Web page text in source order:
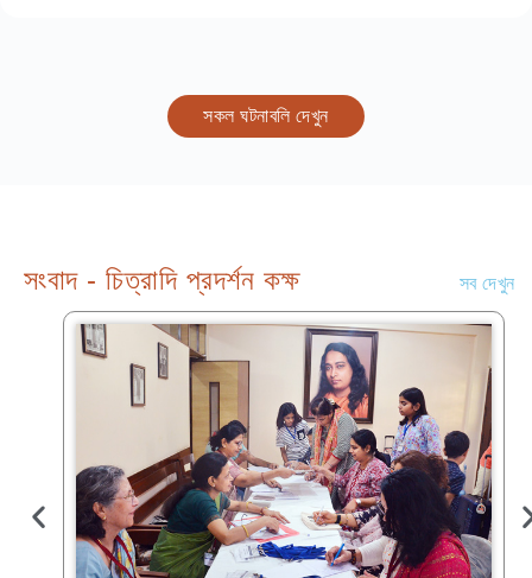
সকল ঘটনাবলি দেখুন
সংবাদ - চিত্রাদি প্রদর্শন কক্ষ সব দেখুন